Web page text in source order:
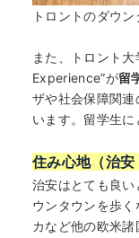
トロントのダウ
また、トロント
Experience”が留
ザや社会保障関
います。留学生に
住み心地（治安
治安はとても良
ウンタウンを歩
カなど他の欧米